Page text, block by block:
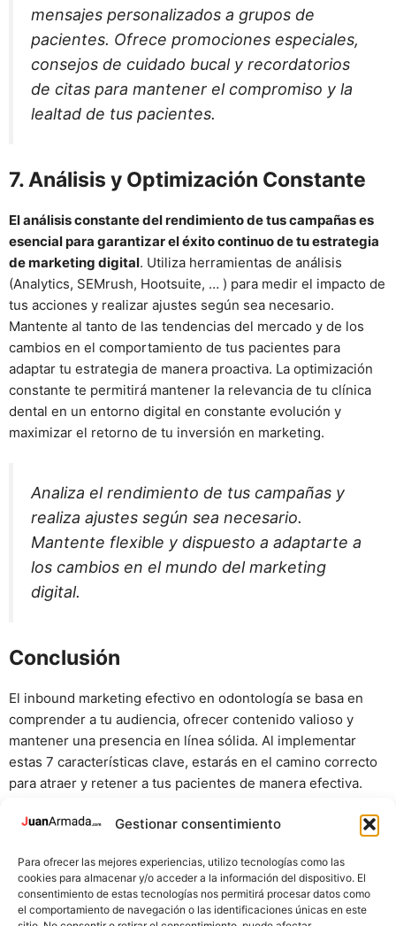
Gestionar consentimiento
Para ofrecer las mejores experiencias, utilizo tecnologías como las
cookies para almacenar y/o acceder a la información del dispositivo. El
consentimiento de estas tecnologías nos permitirá procesar datos como
el comportamiento de navegación o las identificaciones únicas en este
mensajes personalizados a grupos de
pacientes. Ofrece promociones especiales,
consejos de cuidado bucal y recordatorios
de citas para mantener el compromiso y la
lealtad de tus pacientes.
7. Análisis y Optimización Constante
El análisis constante del rendimiento de tus campañas es
esencial para garantizar el éxito continuo de tu estrategia
de marketing digital. Utiliza herramientas de análisis
(Analytics, SEMrush, Hootsuite, … ) para medir el impacto de
tus acciones y realizar ajustes según sea necesario.
Mantente al tanto de las tendencias del mercado y de los
cambios en el comportamiento de tus pacientes para
adaptar tu estrategia de manera proactiva. La optimización
constante te permitirá mantener la relevancia de tu clínica
dental en un entorno digital en constante evolución y
maximizar el retorno de tu inversión en marketing.
Analiza el rendimiento de tus campañas y
realiza ajustes según sea necesario.
Mantente flexible y dispuesto a adaptarte a
los cambios en el mundo del marketing
digital.
Conclusión
El inbound marketing efectivo en odontología se basa en
comprender a tu audiencia, ofrecer contenido valioso y
mantener una presencia en línea sólida. Al implementar
estas 7 características clave, estarás en el camino correcto
para atraer y retener a tus pacientes de manera efectiva.
¿Listo para llevar tu estrategia de marketing odontológico al
competitivo mundo digital!
¡Nos vemos en el siguiente post, ciao!!